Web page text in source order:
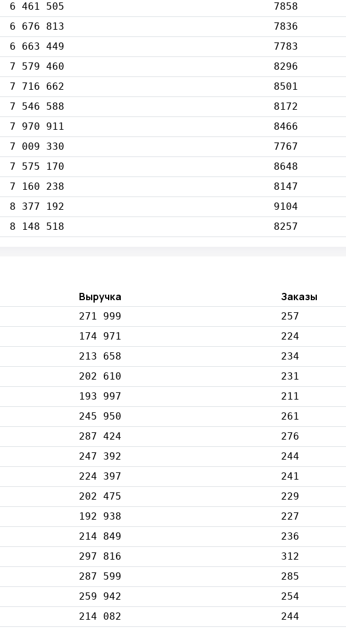
6 461 505
7858
6 676 813
7836
6 663 449
7783
7 579 460
8296
7 716 662
8501
7 546 588
8172
7 970 911
8466
7 009 330
7767
7 575 170
8648
7 160 238
8147
8 377 192
9104
8 148 518 8257
Выручка Заказы
271 999
257
174 971
224
213 658
234
202 610
231
193 997
211
245 950
261
287 424
276
247 392
244
224 397
241
202 475
229
192 938
227
214 849
236
297 816
312
287 599
285
259 942
254
214 082
244